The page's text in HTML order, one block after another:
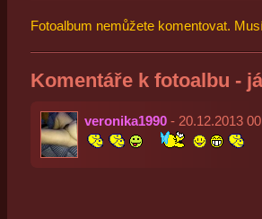
Fotoalbum nemůžete komentovat.
Komentáře k fotoalbu -
veronika1990- 20.12.2013